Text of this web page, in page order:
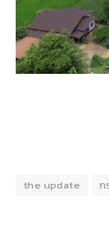
the update ก